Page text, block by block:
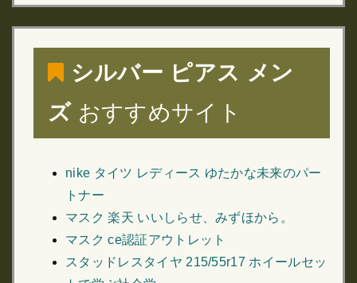
シルバー ピアス メン
ズおすすめサイト
nike タイツ レディース ゆたかな未来のパー
トナー
マスク 楽天 いいしらせ、みずほから。
マスク ce認証アウトレット
スタッドレスタイヤ 215/55r17 ホイールセッ